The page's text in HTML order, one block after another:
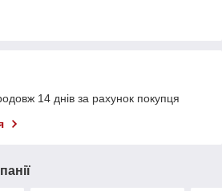
14 днів за рахунок покупця